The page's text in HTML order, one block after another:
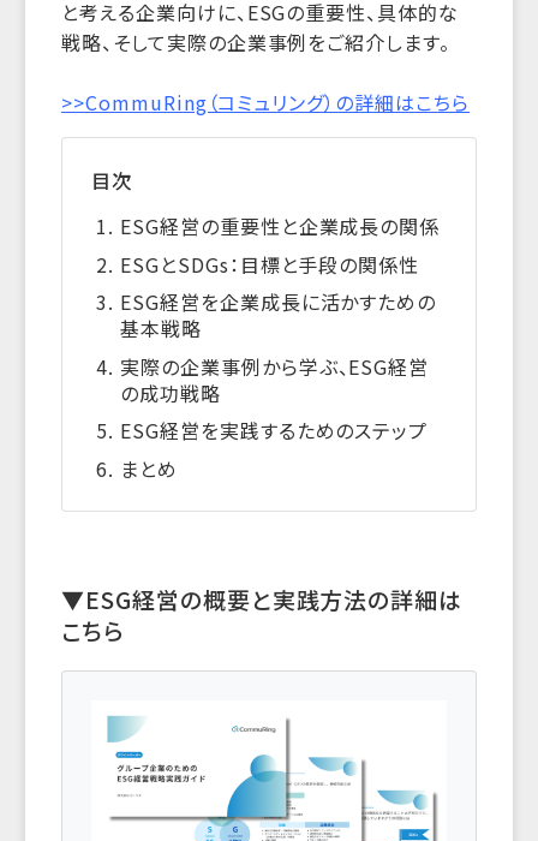
と考える企業向けに、ESGの重要性、具体的な
戦略、そして実際の企業事例をご紹介します。
>>CommuRing（コミュリング）の詳細はこちら
目次
ESG経営の重要性と企業成長の関係
ESGとSDGs：目標と手段の関係性
ESG経営を企業成長に活かすための
基本戦略
実際の企業事例から学ぶ、ESG経営
の成功戦略
ESG経営を実践するためのステップ
まとめ
▼ESG経営の概要と実践方法の詳細は
こちら